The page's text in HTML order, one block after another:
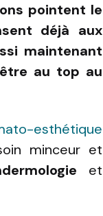
pointent le
déjà aux
maintenant
au top au
esthétique
minceur et
et